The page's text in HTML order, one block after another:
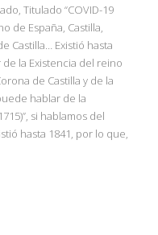
Titulado “COVID-19
de España, Castilla,
Castilla… Existió hasta
la Existencia del reino
de Castilla y de la
hablar de la
si hablamos del
hasta 1841, por lo que,